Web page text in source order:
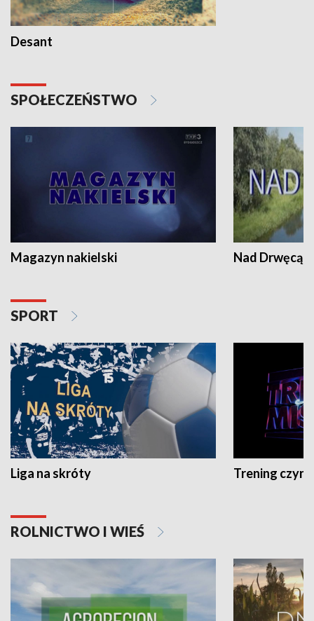
Desant
SPOŁECZEŃSTWO
Magazyn nakielski Nad Drwęcą
SPORT
Liga na skróty Trening czyni
ROLNICTWO I WIEŚ